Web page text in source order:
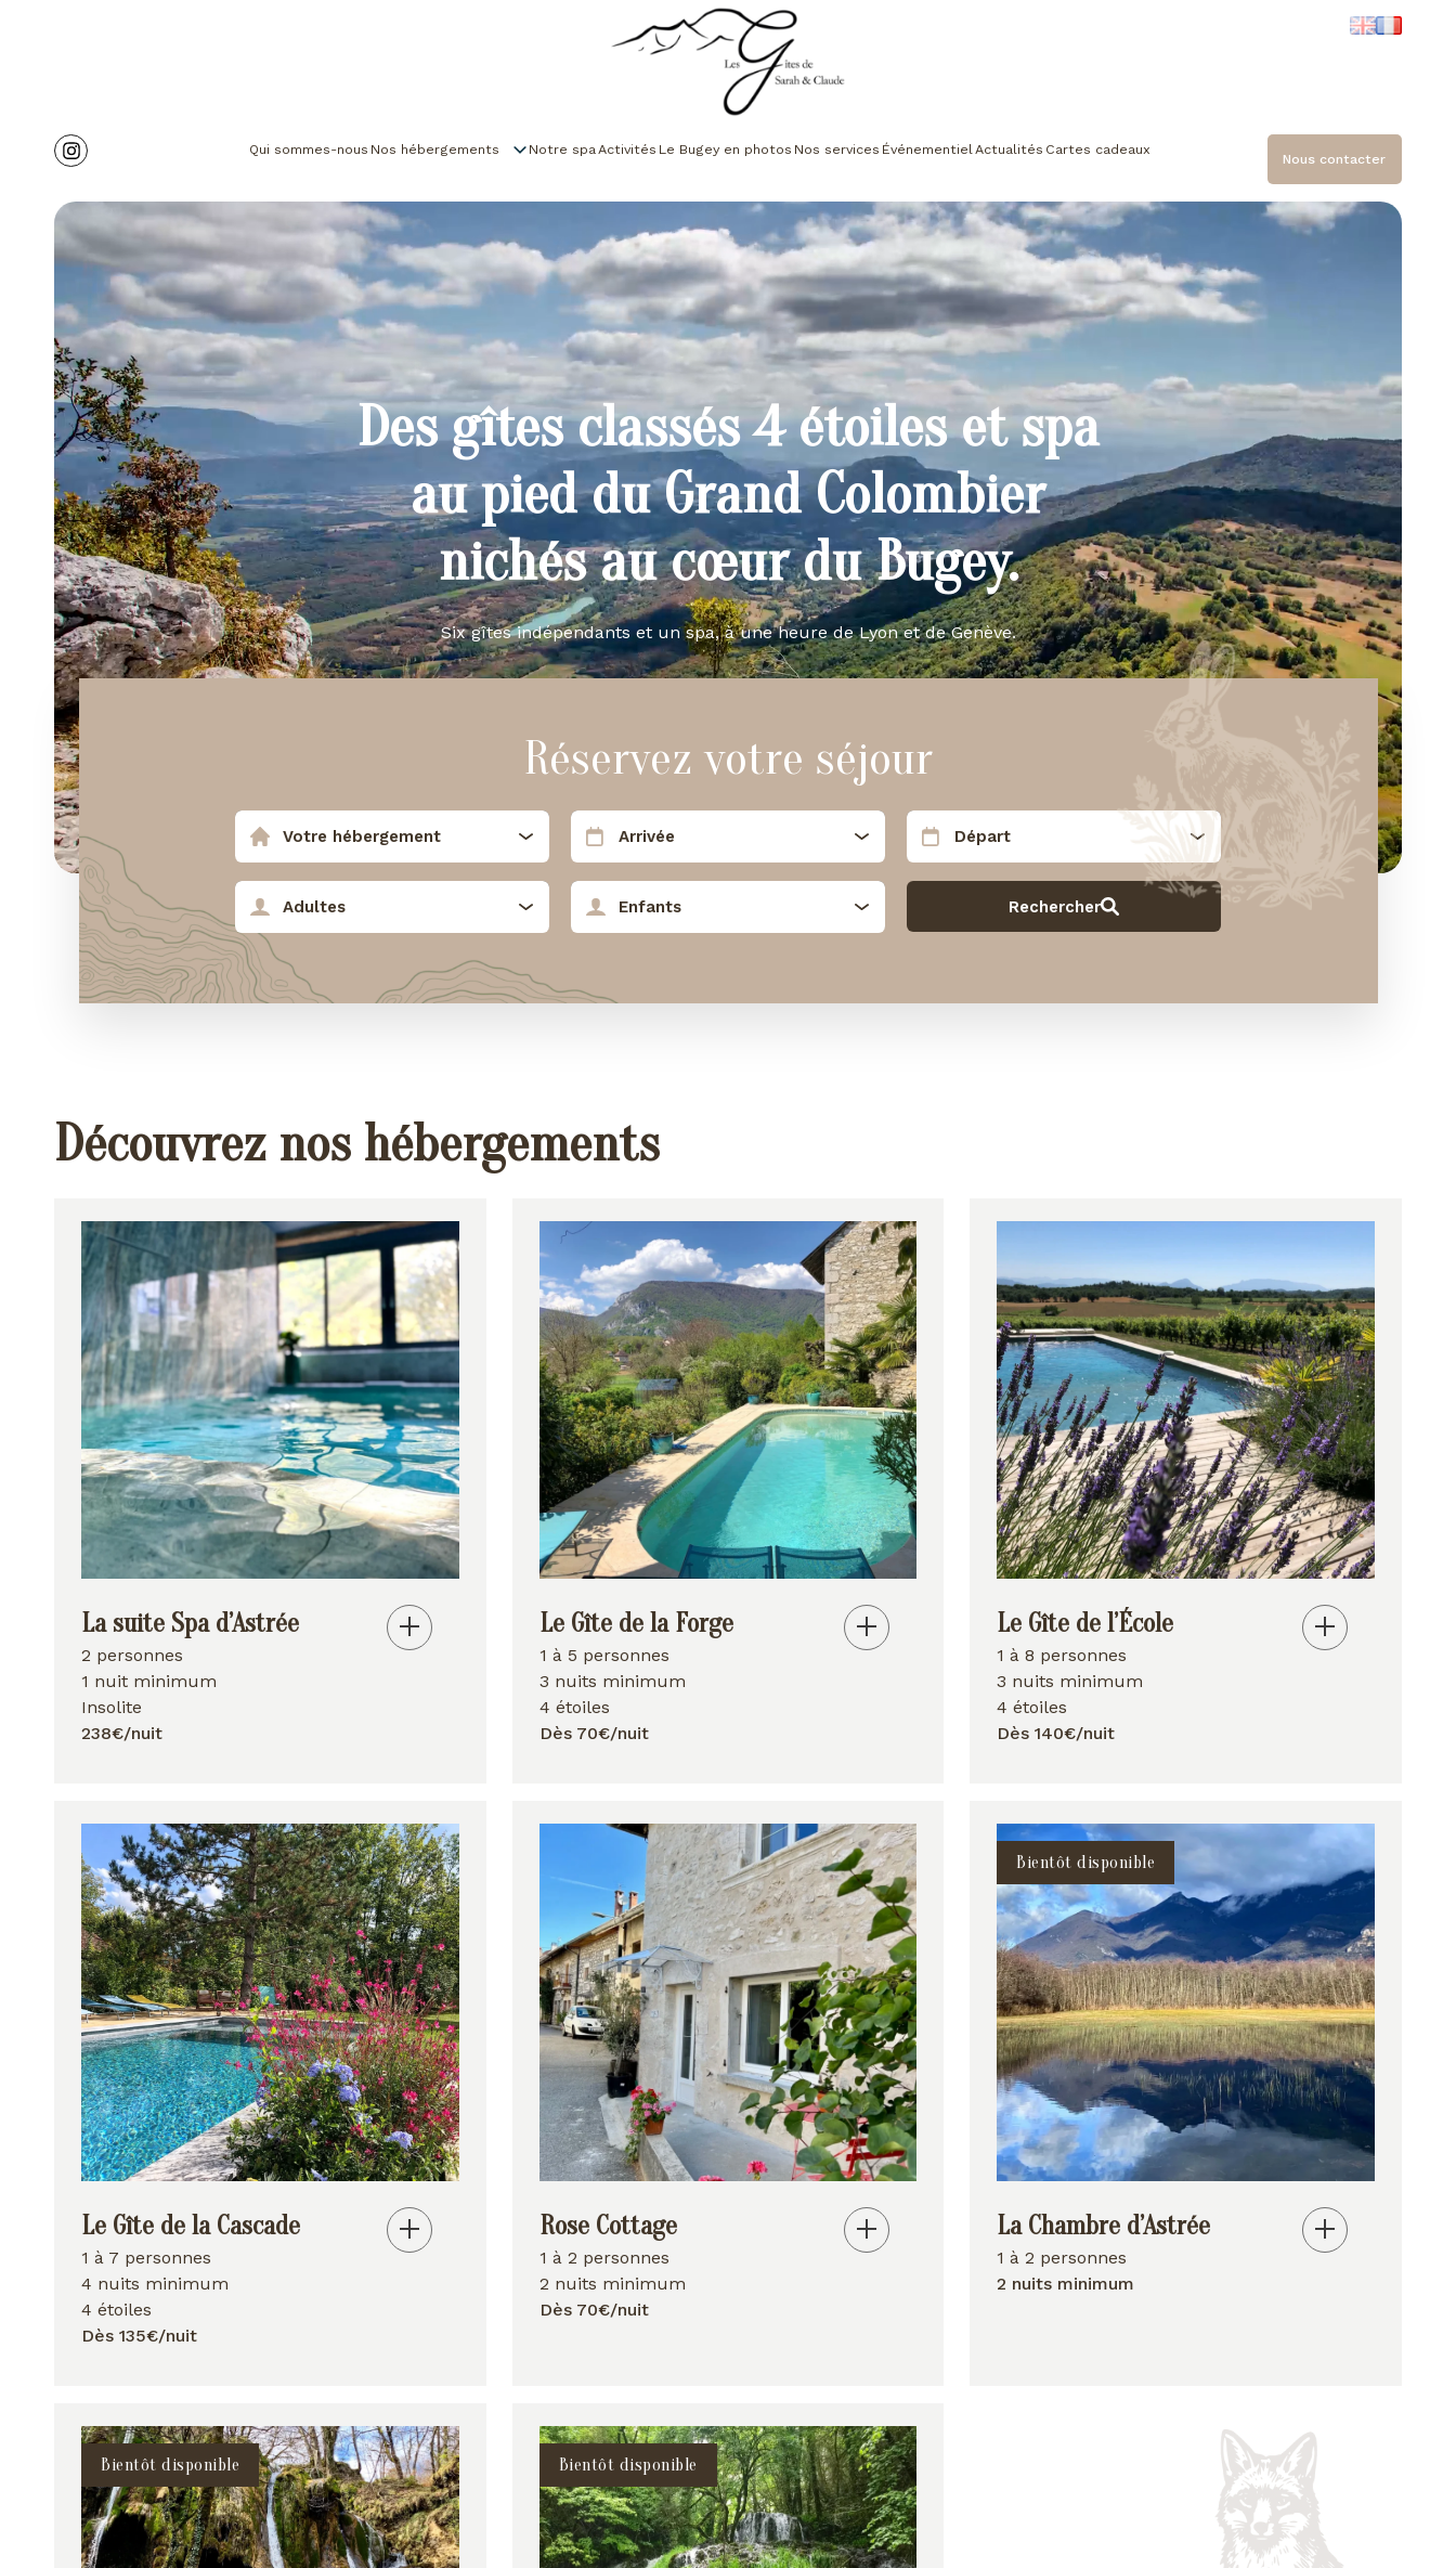
Qui sommes-nous Nos hébergements Notre spaActivités Le Bugey en photos Nos services ÉvénementielActualités Cartes cadeaux
Nous contacter
Des gîtes classés 4 étoiles et spa
au pied du Grand Colombier
nichés au cœur du Bugey.
Six gîtes indépendants et un spa, à une heure de Lyon et de Genève.
Réservez votre séjour
Découvrez nos hébergements
La suite Spa d’Astrée
2 personnes
1 nuit minimum
Insolite
238€/nuit
Le Gîte de la Forge
1 à 5 personnes
3 nuits minimum
4 étoiles
Dès 70€/nuit
Le Gîte de l’École
1 à 8 personnes
3 nuits minimum
4 étoiles
Dès 140€/nuit
Le Gîte de la Cascade
1 à 7 personnes
4 nuits minimum
4 étoiles
Dès 135€/nuit
Rose Cottage
1 à 2 personnes
2 nuits minimum
Dès 70€/nuit
Bientôt disponible
La Chambre d’Astrée
1 à 2 personnes
2 nuits minimum
Bientôt disponible Bientôt disponible